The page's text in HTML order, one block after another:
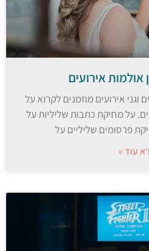
אולמות אירועים
וגני אירועים מוזמנים לקרוא על
על מחיקת כתבות שליליות על
פרסומים שליליים על
עוד »